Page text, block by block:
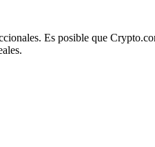
Es posible que